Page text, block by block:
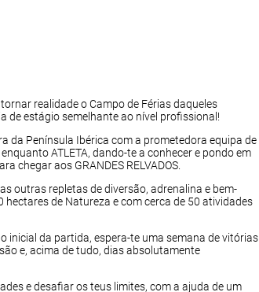
realidade o Campo de Férias daqueles
de estágio semelhante ao nível profissional!
da Península Ibérica com a prometedora equipa de
ATLETA, dando-te a conhecer e pondo em
chegar aos GRANDES RELVADOS.
outras repletas de diversão, adrenalina e bem-
de Natureza e com cerca de 50 atividades
inicial da partida, espera-te uma semana de vitórias
e, acima de tudo, dias absolutamente
e desafiar os teus limites, com a ajuda de um